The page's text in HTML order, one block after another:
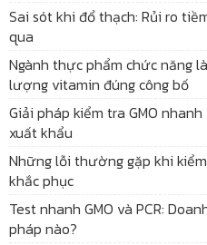
Sai sót khi đổ thạch: Rủi ro
qua
Ngành thực phẩm chức năng
lượng vitamin đúng công bố
Giải pháp kiểm tra GMO
xuất khẩu
Những lỗi thường gặp khi kiểm
khắc phục
Test nhanh GMO và PCR:
pháp nào?